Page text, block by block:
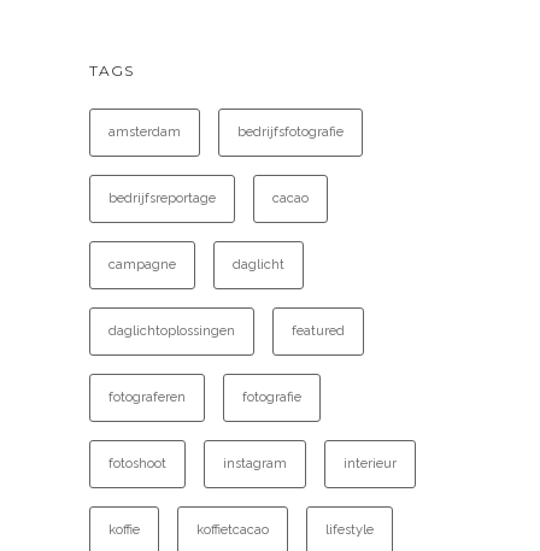
TAGS
amsterdam bedrijfsfotografie
bedrijfsreportage cacao
campagne daglicht
daglichtoplossingen featured
fotograferen fotografie
fotoshoot instagram interieur
koffie koffietcacao lifestyle